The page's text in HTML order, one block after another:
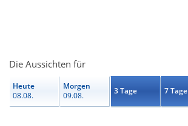
Die Aussichten für
Heute
08.08.
Morgen
09.08.
3 Tage 7 Tage